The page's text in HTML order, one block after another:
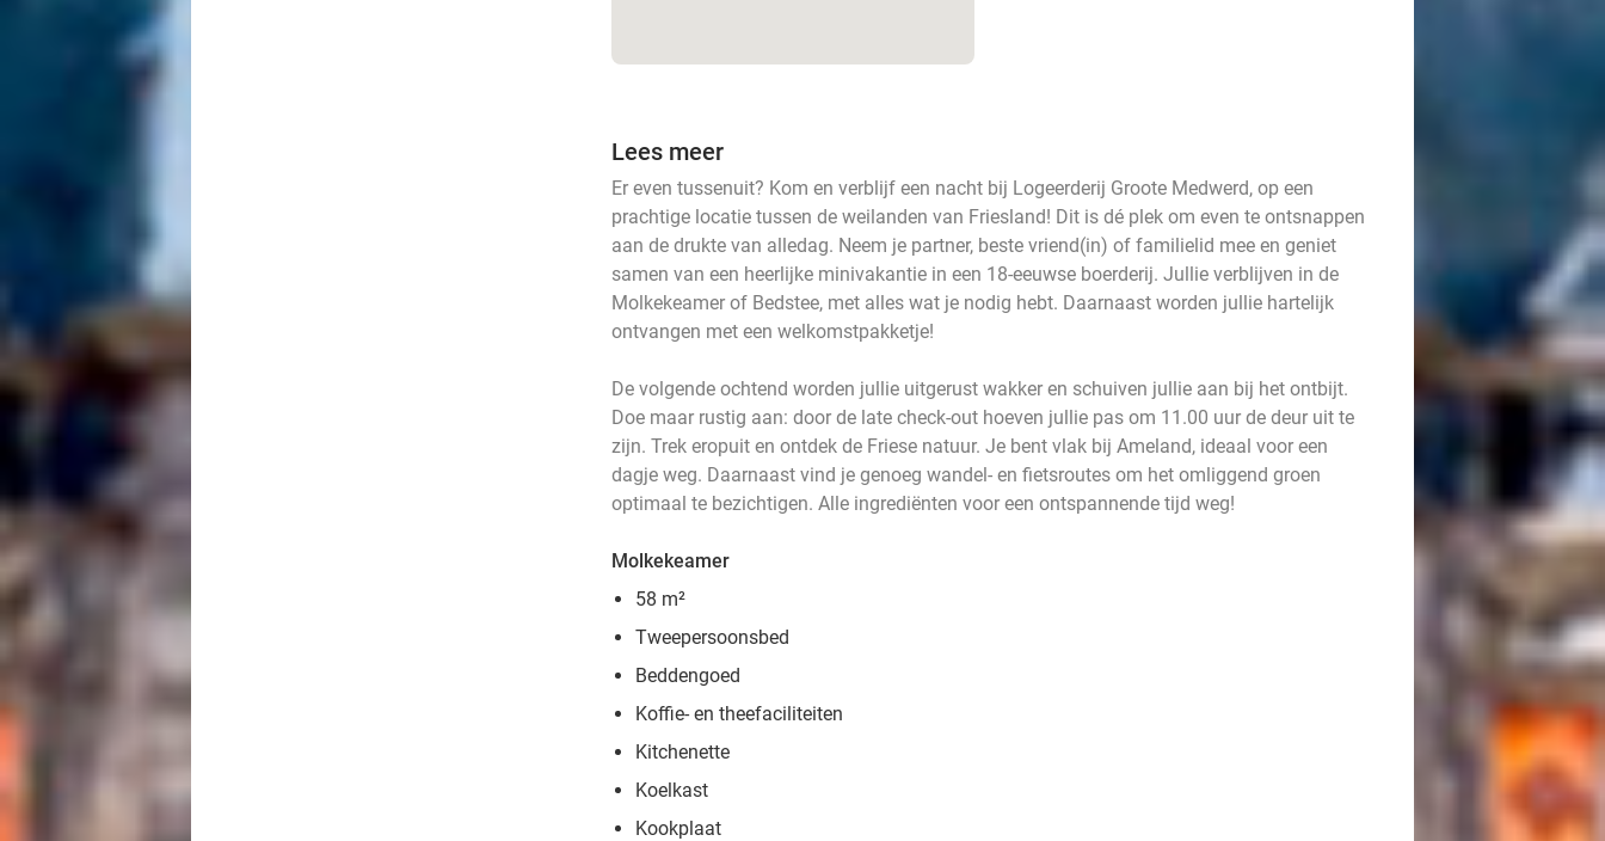
Lees meer
Er even tussenuit? Kom en verblijf een nacht bij Logeerderij Groote Medwerd, op een
prachtige locatie tussen de weilanden van Friesland! Dit is dé plek om even te ontsnappen
aan de drukte van alledag. Neem je partner, beste vriend(in) of familielid mee en geniet
samen van een heerlijke minivakantie in een 18-eeuwse boerderij. Jullie verblijven in de
Molkekeamer of Bedstee, met alles wat je nodig hebt. Daarnaast worden jullie hartelijk
ontvangen met een welkomstpakketje!
De volgende ochtend worden jullie uitgerust wakker en schuiven jullie aan bij het ontbijt.
Doe maar rustig aan: door de late check-out hoeven jullie pas om 11.00 uur de deur uit te
zijn. Trek eropuit en ontdek de Friese natuur. Je bent vlak bij Ameland, ideaal voor een
dagje weg. Daarnaast vind je genoeg wandel- en fietsroutes om het omliggend groen
optimaal te bezichtigen. Alle ingrediënten voor een ontspannende tijd weg!
Molkekeamer
58 m²
Tweepersoonsbed
Beddengoed
Koffie- en theefaciliteiten
Kitchenette
Koelkast
Kookplaat